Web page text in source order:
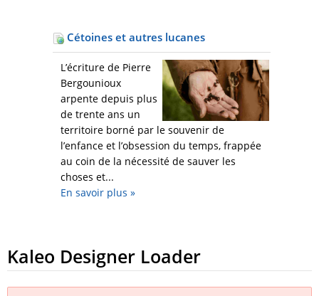
Cétoines et autres lucanes
L’écriture de Pierre
Bergounioux
arpente depuis plus
de trente ans un
territoire borné par le souvenir de
l’enfance et l’obsession du temps, frappée
au coin de la nécessité de sauver les
choses et...
En savoir plus »
Kaleo Designer Loader